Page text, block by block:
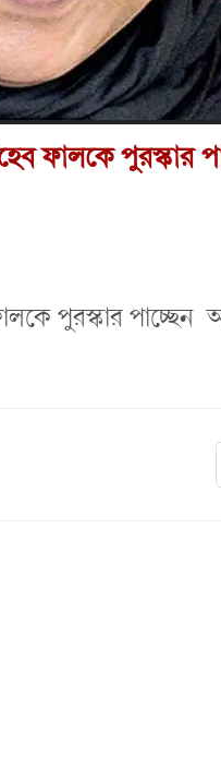
ফালকে পুরস্কার
পুরস্কার পাচ্ছেন